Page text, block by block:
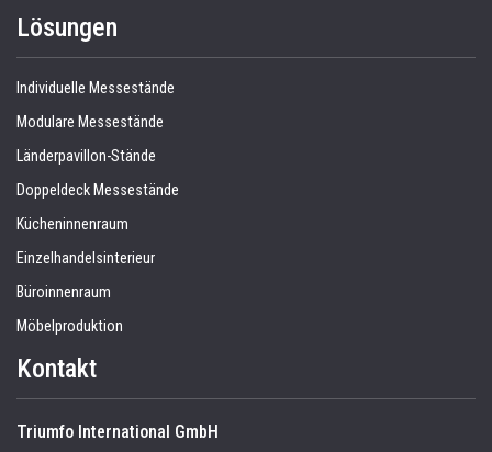
Lösungen
Individuelle Messestände
Modulare Messestände
Länderpavillon-Stände
Doppeldeck Messestände
Kücheninnenraum
Einzelhandelsinterieur
Büroinnenraum
Möbelproduktion
Kontakt
Triumfo International GmbH